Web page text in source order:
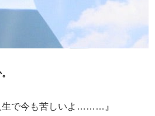
生で今も苦しいよ………』